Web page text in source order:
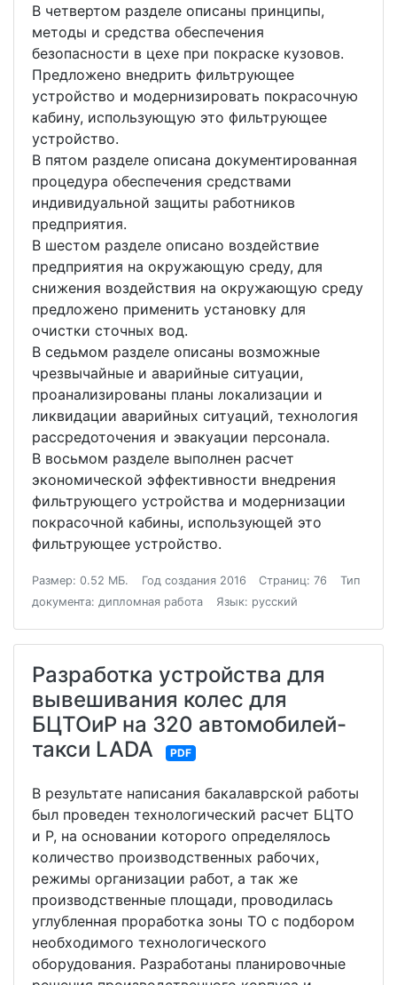
В четвертом разделе описаны принципы,
методы и средства обеспечения
безопасности в цехе при покраске кузовов.
Предложено внедрить фильтрующее
устройство и модернизировать покрасочную
кабину, использующую это фильтрующее
устройство.
В пятом разделе описана документированная
процедура обеспечения средствами
индивидуальной защиты работников
предприятия.
В шестом разделе описано воздействие
предприятия на окружающую среду, для
снижения воздействия на окружающую среду
предложено применить установку для
очистки сточных вод.
В седьмом разделе описаны возможные
чрезвычайные и аварийные ситуации,
проанализированы планы локализации и
ликвидации аварийных ситуаций, технология
рассредоточения и эвакуации персонала.
В восьмом разделе выполнен расчет
экономической эффективности внедрения
фильтрующего устройства и модернизации
покрасочной кабины, использующей это
фильтрующее устройство.
Размер: 0.52 МБ. Год создания 2016 Страниц: 76
Тип
документа: дипломная работа
Язык: русский
Разработка устройства для
вывешивания колес для
БЦТОиР на 320 автомобилей-
такси LADA
PDF
В результате написания бакалаврской работы
был проведен технологический расчет БЦТО
и Р, на основании которого определялось
количество производственных рабочих,
режимы организации работ, а так же
производственные площади, проводилась
углубленная проработка зоны ТО с подбором
необходимого технологического
оборудования. Разработаны планировочные